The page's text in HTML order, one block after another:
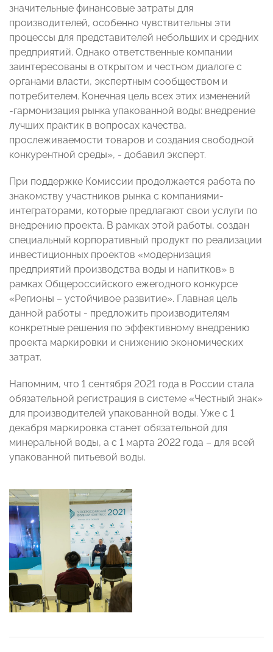
значительные финансовые затраты для
производителей, особенно чувствительны эти
процессы для представителей небольших и средних
предприятий. Однако ответственные компании
заинтересованы в открытом и честном диалоге с
органами власти, экспертным сообществом и
потребителем. Конечная цель всех этих изменений
-гармонизация рынка упакованной воды: внедрение
лучших практик в вопросах качества,
прослеживаемости товаров и создания свободной
конкурентной среды», - добавил эксперт.
При поддержке Комиссии продолжается работа по
знакомству участников рынка с компаниями-
интеграторами, которые предлагают свои услуги по
внедрению проекта. В рамках этой работы, создан
специальный корпоративный продукт по реализации
инвестиционных проектов «модернизация
предприятий производства воды и напитков» в
рамках Общероссийского ежегодного конкурсе
«Регионы – устойчивое развитие». Главная цель
данной работы - предложить производителям
конкретные решения по эффективному внедрению
проекта маркировки и снижению экономических
затрат.
Напомним, что 1 сентября 2021 года в России стала
обязательной регистрация в системе «Честный знак»
для производителей упакованной воды. Уже с 1
декабря маркировка станет обязательной для
минеральной воды, а с 1 марта 2022 года – для всей
упакованной питьевой воды.